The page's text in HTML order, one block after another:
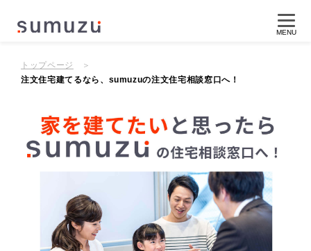
MENU
トップページ
注文住宅建てるなら、sumuzuの注文住宅相談窓口へ！